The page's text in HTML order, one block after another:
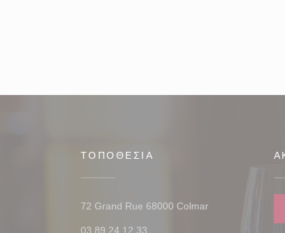
ΤΟΠΟΘΕΣΊΑ
72 Grand Rue 68000 Colmar((ανοίγει σε νέο
03 89 24 12 33